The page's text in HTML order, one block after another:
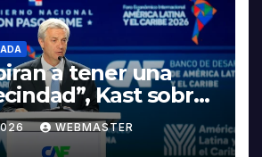
a tener una
Kast sobre
presidente
WEBMASTER